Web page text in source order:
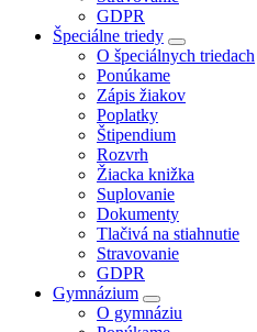
GDPR
Špeciálne triedy
O špeciálnych triedach
Ponúkame
Zápis žiakov
Poplatky
Štipendium
Rozvrh
Žiacka knižka
Suplovanie
Dokumenty
Tlačivá na stiahnutie
Stravovanie
GDPR
Gymnázium
O gymnáziu